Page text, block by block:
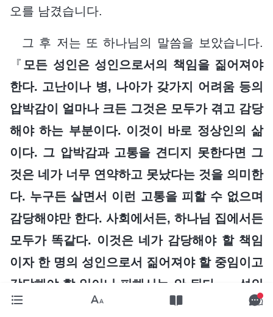
오를 남겼습니다.
그 후 저는 또 하나님의 말씀을 보았습니다.
『 모든 성인은 성인으로서의 책임을 짊어져야
한다. 고난이나 병, 나아가 갖가지 어려움 등의
압박감이 얼마나 크든 그것은 모두가 겪고 감당
해야 하는 부분이다. 이것이 바로 정상인의 삶
이다. 그 압박감과 고통을 견디지 못한다면 그
것은 네가 너무 연약하고 못났다는 것을 의미한
다. 누구든 살면서 이런 고통을 피할 수 없으며
감당해야만 한다. 사회에서든, 하나님 집에서든
모두가 똑같다. 이것은 네가 감당해야 할 책임
이자 한 명의 성인으로서 짊어져야 할 중임이고
감당해야 할 일이니 피해서는 안 된다. … 성인
으로서 갖고 감당해야 하는 책임과 의무를 감당